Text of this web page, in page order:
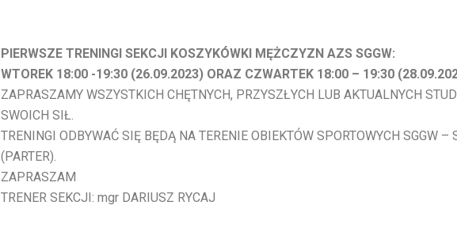
PIERWSZE TRENINGI SEKCJI KOSZYKÓWKI MĘŻCZYZN AZS SGGW:
WTOREK 18:00 -19:30 (26.09.2023) ORAZ CZWARTEK 18:00 – 19:30
ZAPRASZAMY WSZYSTKICH CHĘTNYCH, PRZYSZŁYCH LUB AKTUALNYCH
SWOICH SIŁ.
TRENINGI ODBYWAĆ SIĘ BĘDĄ NA TERENIE OBIEKTÓW SPORTOWYCH SGGW –
(PARTER).
ZAPRASZAM
TRENER SEKCJI: mgr DARIUSZ RYCAJ